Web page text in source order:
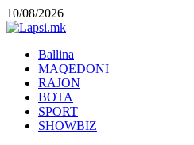
Skip
to
10/08/2026
Primary
Menu
Ballina
MAQEDONI
RAJON
BOTA
SPORT
SHOWBIZ